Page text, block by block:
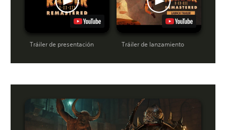
Tráiler de presentación Tráiler de lanzamiento